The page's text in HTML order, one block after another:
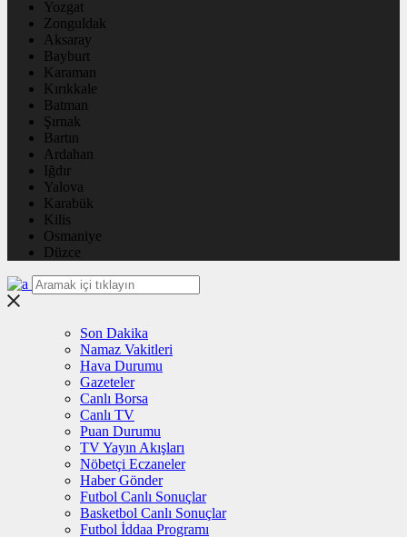
Yozgat
Zonguldak
Aksaray
Bayburt
Karaman
Kırıkkale
Batman
Şırnak
Bartın
Ardahan
Iğdır
Yalova
Karabük
Kilis
Osmaniye
Düzce
Son Dakika
Namaz Vakitleri
Hava Durumu
Gazeteler
Canlı Borsa
Canlı TV
Puan Durumu
TV Yayın Akışları
Nöbetçi Eczaneler
Haber Gönder
Futbol Canlı Sonuçlar
Basketbol Canlı Sonuçlar
Futbol İddaa Programı